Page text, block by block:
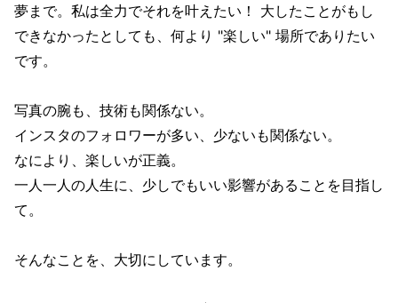
夢まで。私は全力でそれを叶えたい！ 大したことがもし
できなかったとしても、何より "楽しい" 場所でありたい
です。
写真の腕も、技術も関係ない。
インスタのフォロワーが多い、少ないも関係ない。
なにより、楽しいが正義。
一人一人の人生に、少しでもいい影響があることを目指し
て。
そんなことを、大切にしています。